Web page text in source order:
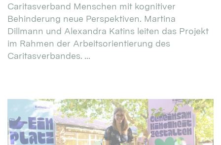
Caritasverband Menschen mit kognitiver
Behinderung neue Perspektiven. Martina
Dillmann und Alexandra Katins leiten das Projekt
im Rahmen der Arbeitsorientierung des
Caritasverbandes. ...